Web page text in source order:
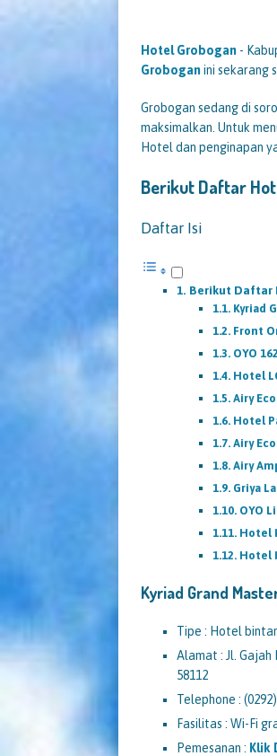
Hotel Grobogan -
Groboganini sekarang
Grobogan sedang di
maksimalkan. Untuk
Hotel dan penginapan
Berikut Daftar
Daftar Isi
Berikut Daftar
Kyriad
Front
OYO
Hotel
Airy
Hotel
Airy
Airy
Griya
OYO
Hotel
Hotel
Kyriad Grand
Tipe : Hotel
Alamat : Jl. Gajah
58112
Telephone :
Fasilitas : Wi-Fi
Pemesanan : Klik